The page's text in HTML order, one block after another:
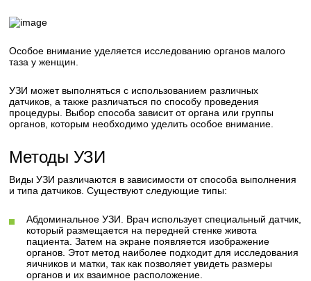
Особое внимание уделяется исследованию органов малого
таза у женщин.
УЗИ может выполняться с использованием различных
датчиков, а также различаться по способу проведения
процедуры. Выбор способа зависит от органа или группы
органов, которым необходимо уделить особое внимание.
Методы УЗИ
Виды УЗИ различаются в зависимости от способа выполнения
и типа датчиков. Существуют следующие типы:
Абдоминальное УЗИ. Врач использует специальный датчик,
который размещается на передней стенке живота
пациента. Затем на экране появляется изображение
органов. Этот метод наиболее подходит для исследования
яичников и матки, так как позволяет увидеть размеры
органов и их взаимное расположение.